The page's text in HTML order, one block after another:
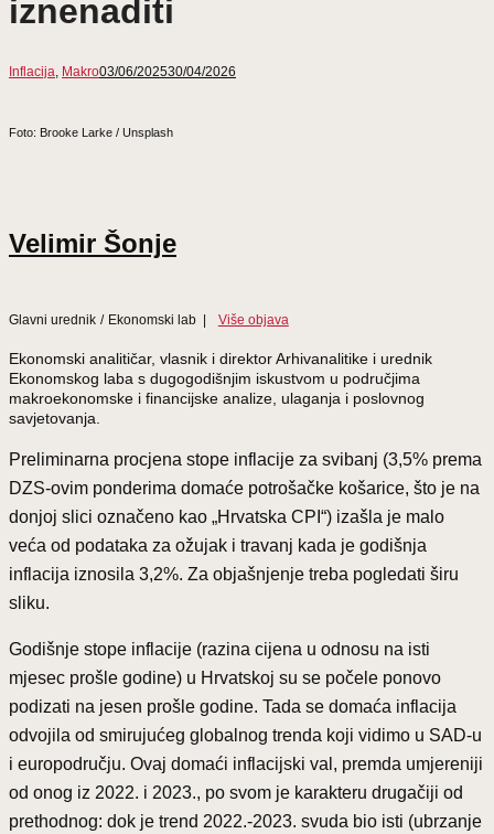
iznenaditi
Inflacija, Makro03/06/202530/04/2026
Foto: Brooke Larke / Unsplash
Velimir Šonje
Glavni urednik / Ekonomski lab | Više objava
Ekonomski analitičar, vlasnik i direktor Arhivanalitike i urednik
Ekonomskog laba s dugogodišnjim iskustvom u područjima
makroekonomske i financijske analize, ulaganja i poslovnog
savjetovanja.
Preliminarna procjena stope inflacije za svibanj (3,5% prema
DZS-ovim ponderima domaće potrošačke košarice, što je na
donjoj slici označeno kao „Hrvatska CPI“) izašla je malo
veća od podataka za ožujak i travanj kada je godišnja
inflacija iznosila 3,2%. Za objašnjenje treba pogledati širu
sliku.
Godišnje stope inflacije (razina cijena u odnosu na isti
mjesec prošle godine) u Hrvatskoj su se počele ponovo
podizati na jesen prošle godine. Tada se domaća inflacija
odvojila od smirujućeg globalnog trenda koji vidimo u SAD-u
i europodručju. Ovaj domaći inflacijski val, premda umjereniji
od onog iz 2022. i 2023., po svom je karakteru drugačiji od
prethodnog: dok je trend 2022.-2023. svuda bio isti (ubrzanje